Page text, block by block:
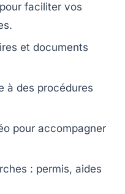
faciliter vos
et documents
à des procédures
pour accompagner
: permis, aides